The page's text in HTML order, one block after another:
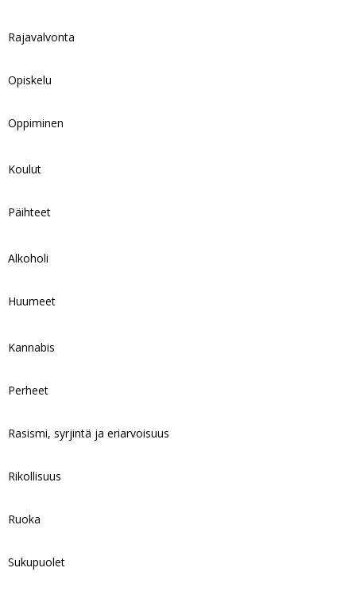
Rajavalvonta
Opiskelu
Oppiminen
Koulut
Päihteet
Alkoholi
Huumeet
Kannabis
Perheet
Rasismi, syrjintä ja eriarvoisuus
Rikollisuus
Ruoka
Sukupuolet